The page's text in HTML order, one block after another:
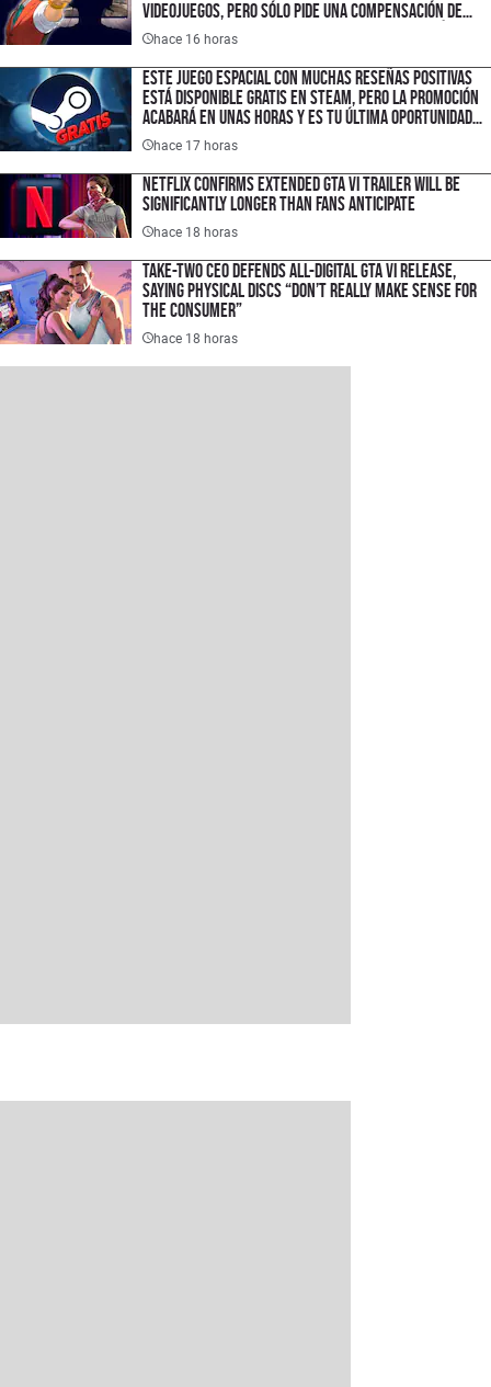
videojuegos, pero sólo pide una compensación de
$1.50 USD porque quiere hacer un cambio histórico
en la industria
hace 16 horas
Este juego espacial con muchas reseñas positivas
está disponible gratis en Steam, pero la promoción
acabará en unas horas y es tu última oportunidad
para ahorrar $300 pesos
hace 17 horas
Netflix Confirms Extended GTA VI Trailer Will Be
Significantly Longer Than Fans Anticipate
hace 18 horas
Take-Two CEO Defends All-Digital GTA VI Release,
Saying Physical Discs “Don’t Really Make Sense for
the Consumer”
hace 18 horas